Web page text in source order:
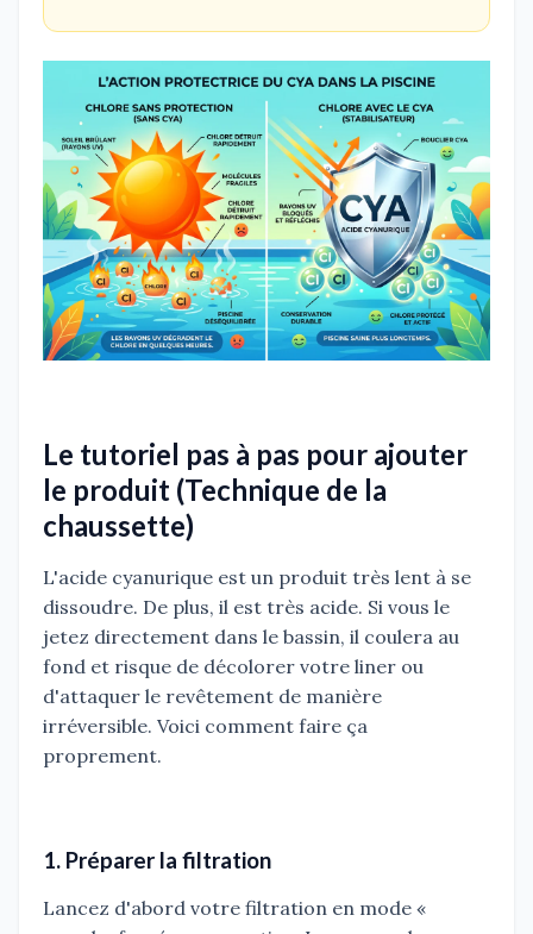
Le tutoriel pas à pas pour ajouter
le produit (Technique de la
chaussette)
L'acide cyanurique est un produit très lent à se
dissoudre. De plus, il est très acide. Si vous le
jetez directement dans le bassin, il coulera au
fond et risque de décolorer votre liner ou
d'attaquer le revêtement de manière
irréversible. Voici comment faire ça
proprement.
1. Préparer la filtration
Lancez d'abord votre filtration en mode «